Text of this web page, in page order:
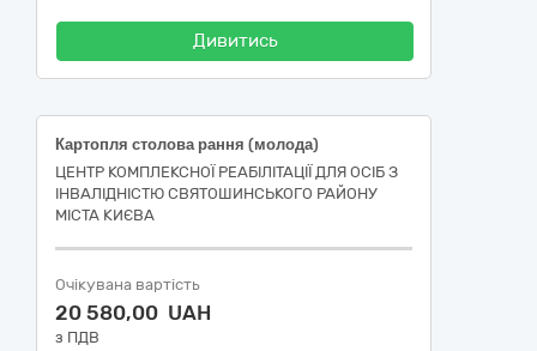
Дивитись
Картопля столова рання (молода)
ЦЕНТР КОМПЛЕКСНОЇ РЕАБІЛІТАЦІЇ ДЛЯ ОСІБ З
ІНВАЛІДНІСТЮ СВЯТОШИНСЬКОГО РАЙОНУ
МІСТА КИЄВА
Очікувана вартість
20 580,00 UAH
з ПДВ